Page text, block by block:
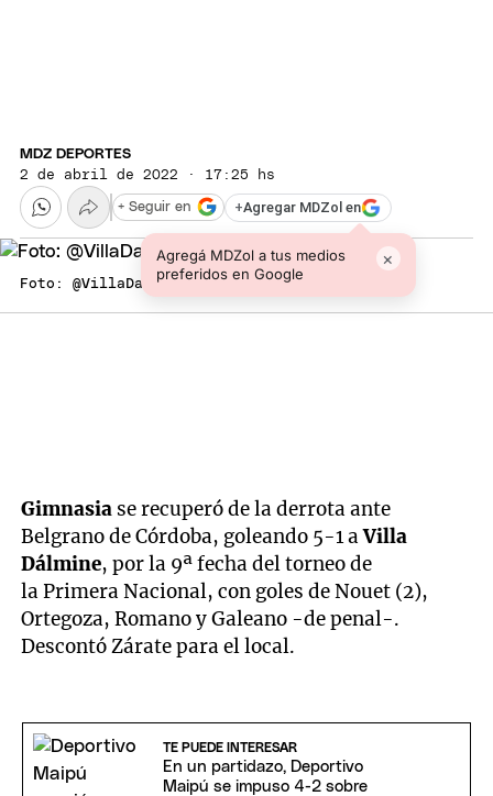
MDZ DEPORTES
2 de abril de 2022 · 17:25 hs
+Agregar MDZol en
Agregá MDZol a tus medios
preferidos en Google
×
+ Seguir en
Foto: @VillaDalmineOK
Gimnasia se recuperó de la derrota ante
Belgrano de Córdoba, goleando 5-1 aVilla
Dálmine, por la 9ª fecha del torneo de
la Primera Nacional, con goles de Nouet (2),
Ortegoza, Romano y Galeano -de penal-.
Descontó Zárate para el local.
TE PUEDE INTERESAR
En un partidazo, Deportivo
Maipú se impuso 4-2 sobre